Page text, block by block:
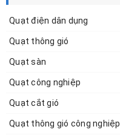
Quạt điện dân dụng
Quạt thông gió
Quạt sàn
Quạt công nghiệp
Quạt cắt gió
Quạt thông gió công nghiệp